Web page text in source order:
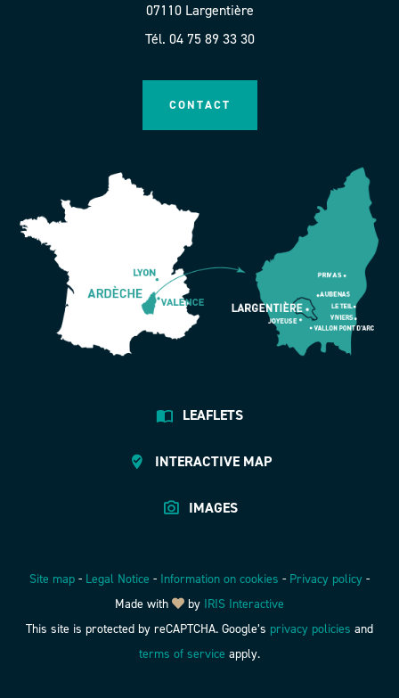
07110 Largentière
Tél. 04 75 89 33 30
CONTACT
LEAFLETS
INTERACTIVE MAP
IMAGES
Site map - Legal Notice - Information on cookies - Privacy policy -
Made with
by IRIS Interactive
This site is protected by reCAPTCHA. Google’s privacy policies and
terms of service apply.